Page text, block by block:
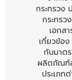
กระทรวง
กระทรว
เอกส
เกี่ยวข้อ
กับมาต
ผลิตภัณฑ์
ประเภท